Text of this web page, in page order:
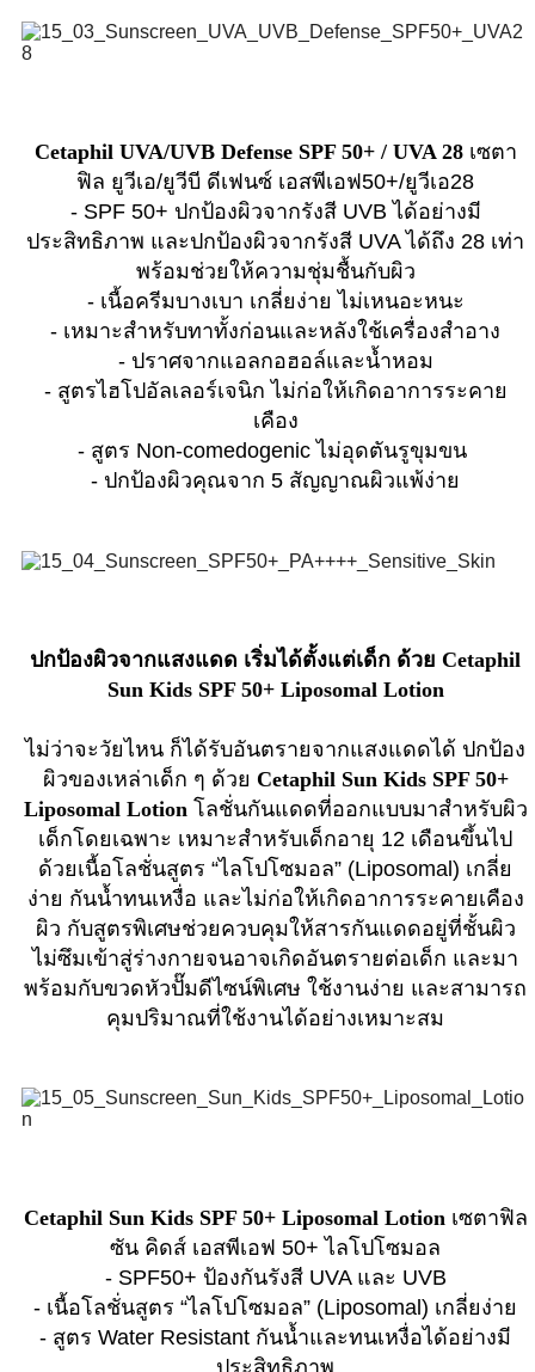
Cetaphil UVA/UVB Defense SPF 50+ / UVA 28 เซตา
ฟิล ยูวีเอ/ยูวีบี ดีเฟนซ์ เอสพีเอฟ50+/ยูวีเอ28
- SPF 50+ ปกป้องผิวจากรังสี UVB ได้อย่างมี
ประสิทธิภาพ และปกป้องผิวจากรังสี UVA ได้ถึง 28 เท่า
พร้อมช่วยให้ความชุ่มชื้นกับผิว
- เนื้อครีมบางเบา เกลี่ยง่าย ไม่เหนอะหนะ
- เหมาะสำหรับทาทั้งก่อนและหลังใช้เครื่องสำอาง
- ปราศจากแอลกอฮอล์และน้ำหอม
- สูตรไฮโปอัลเลอร์เจนิก ไม่ก่อให้เกิดอาการระคาย
เคือง
- สูตร Non-comedogenic ไม่อุดตันรูขุมขน
- ปกป้องผิวคุณจาก 5 สัญญาณผิวแพ้ง่าย
ปกป้องผิวจากแสงแดด เริ่มได้ตั้งแต่เด็ก ด้วย Cetaphil
Sun Kids SPF 50+ Liposomal Lotion
ไม่ว่าจะวัยไหน ก็ได้รับอันตรายจากแสงแดดได้ ปกป้อง
ผิวของเหล่าเด็ก ๆ ด้วย Cetaphil Sun Kids SPF 50+
Liposomal Lotion โลชั่นกันแดดที่ออกแบบมาสำหรับผิว
เด็กโดยเฉพาะ เหมาะสำหรับเด็กอายุ 12 เดือนขึ้นไป
ด้วยเนื้อโลชั่นสูตร “ไลโปโซมอล” (Liposomal) เกลี่ย
ง่าย กันน้ำทนเหงื่อ และไม่ก่อให้เกิดอาการระคายเคือง
ผิว กับสูตรพิเศษช่วยควบคุมให้สารกันแดดอยู่ที่ชั้นผิว
ไม่ซึมเข้าสู่ร่างกายจนอาจเกิดอันตรายต่อเด็ก และมา
พร้อมกับขวดหัวปั๊มดีไซน์พิเศษ ใช้งานง่าย และสามารถ
คุมปริมาณที่ใช้งานได้อย่างเหมาะสม
Cetaphil Sun Kids SPF 50+ Liposomal Lotion เซตาฟิล
ซัน คิดส์ เอสพีเอฟ 50+ ไลโปโซมอล
- SPF50+ ป้องกันรังสี UVA และ UVB
- เนื้อโลชั่นสูตร “ไลโปโซมอล” (Liposomal) เกลี่ยง่าย
- สูตร Water Resistant กันน้ำและทนเหงื่อได้อย่างมี